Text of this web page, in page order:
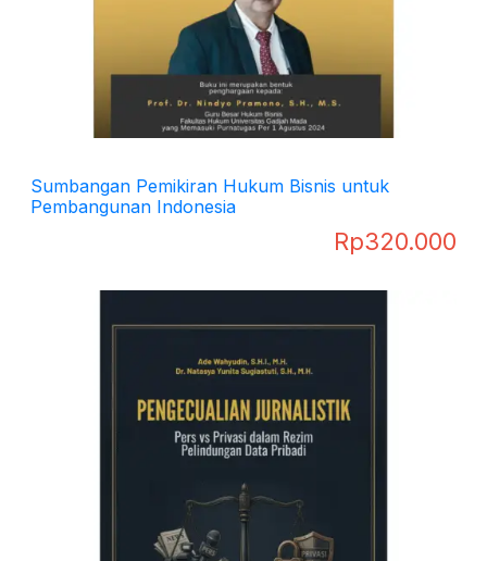
Sumbangan Pemikiran Hukum Bisnis untuk
Pembangunan Indonesia
Rp320.000